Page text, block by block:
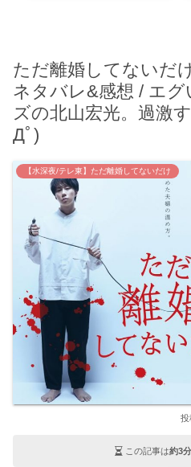
ただ離婚してないだ
ネタバレ&感想 / エ
ズの北山宏光。過激
Дﾟ)
【水深夜/テレ東】ただ離婚してないだけ
この記事は約3分